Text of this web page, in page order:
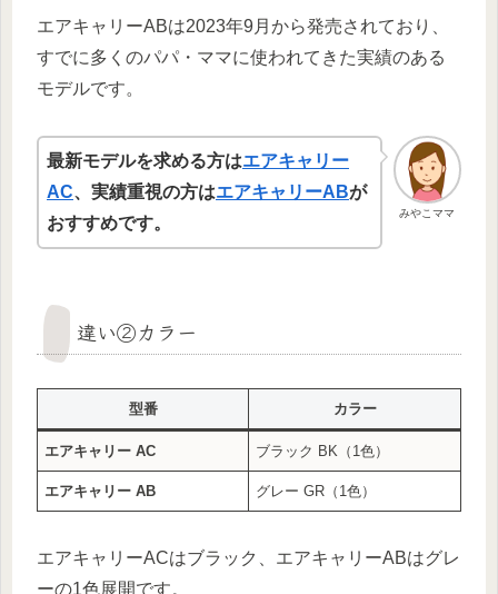
エアキャリーABは2023年9月から発売されており、
すでに多くのパパ・ママに使われてきた実績のある
モデルです。
みやこママ
最新モデルを求める方はエアキャリー
AC、実績重視の方はエアキャリーABが
おすすめです。
違い②カラー
型番 カラー
エアキャリー AC ブラック BK（1色）
エアキャリー AB グレー GR（1色）
エアキャリーACはブラック、エアキャリーABはグレ
ーの1色展開です。